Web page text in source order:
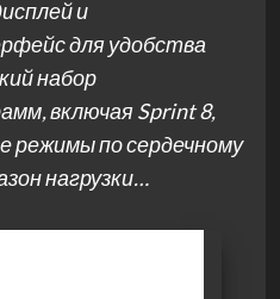
и
для удобства
набор
включая Sprint 8,
режимы по сердечному
нагрузки…